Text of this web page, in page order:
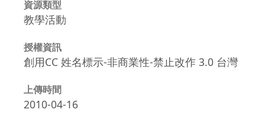
資源類型
教學活動
授權資訊
創用CC 姓名標示-非商業性-禁止改作 3.0 台灣
上傳時間
2010-04-16